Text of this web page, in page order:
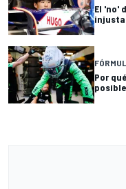
El 'no'
injusta
Por